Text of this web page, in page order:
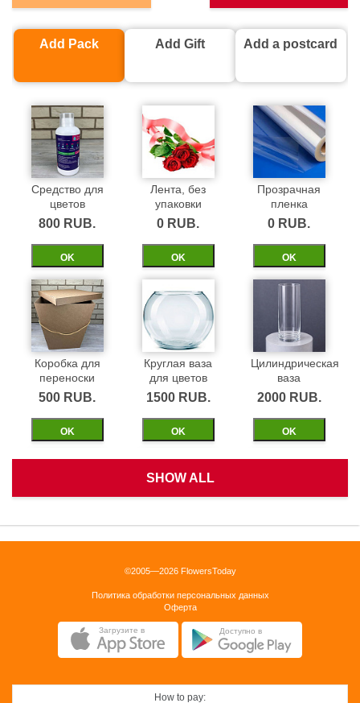
Add Pack Add Gift Add a postcard
Средство для
цветов
800 RUB.
ОK
Лента, без
упаковки
0 RUB.
ОK
Прозрачная
пленка
0 RUB.
ОK
Коробка для
переноски
500 RUB.
ОK
Круглая ваза
для цветов
1500 RUB.
ОK
Цилиндрическая
ваза
2000 RUB.
ОK
коробка 40см
ОK ОK
SHOW ALL
©2005—2026 FlowersToday
Политика обработки персональных данных
Оферта
Загрузите в Доступно в
How to pay: